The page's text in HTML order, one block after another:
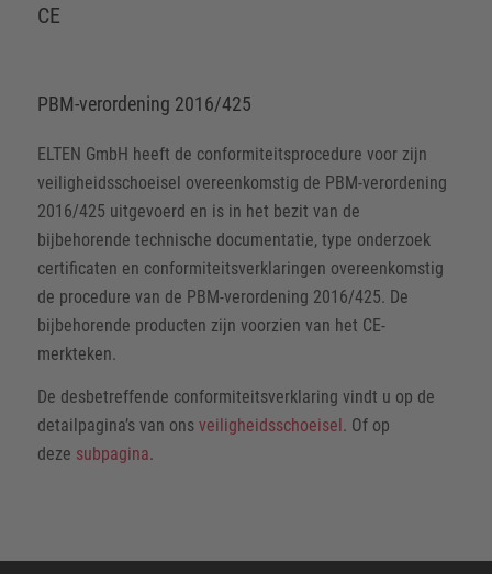
CE
PBM-verordening 2016/425
ELTEN GmbH heeft de conformiteitsprocedure voor zijn
veiligheidsschoeisel overeenkomstig de PBM-verordening
2016/425 uitgevoerd en is in het bezit van de
bijbehorende technische documentatie, type onderzoek
certificaten en conformiteitsverklaringen overeenkomstig
de procedure van de PBM-verordening 2016/425. De
bijbehorende producten zijn voorzien van het CE-
merkteken.
De desbetreffende conformiteitsverklaring vindt u op de
detailpagina’s van ons veiligheidsschoeisel . Of op
deze subpagina.